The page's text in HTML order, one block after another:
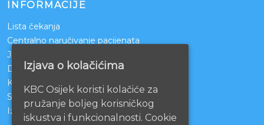
INFORMACIJE
Lista čekanja
Centralno naručivanje pacijenata
Javna nabava
Darivanje krvi
KBCO Webmail
Sestrinstvo KBC Osijek
Izjava o pristupačnosti mrežnih stranica
Izjava o kolačićima
KBC Osijek koristi kolačiće za
pružanje boljeg korisničkog
iskustva i funkcionalnosti. Cookie